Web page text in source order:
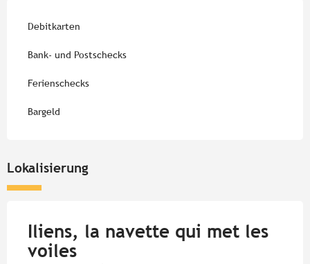
Debitkarten
Bank- und Postschecks
Ferienschecks
Bargeld
Lokalisierung
Iliens, la navette qui met les
voiles